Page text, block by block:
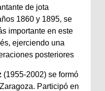
de jota
1860 y 1895, se
importante en este
ejerciendo una
posteriores
(1955-2002) se formó
Participó en